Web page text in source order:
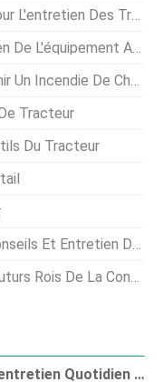
Des Tracteurs.
L'équipement Agricole
De Chargeuse Compacte
Tracteur
Du Tracteur
Entretien Des Plantes
Des Parcours De Golf
3 Conseils D'entretien Quotidien Du Tracteur